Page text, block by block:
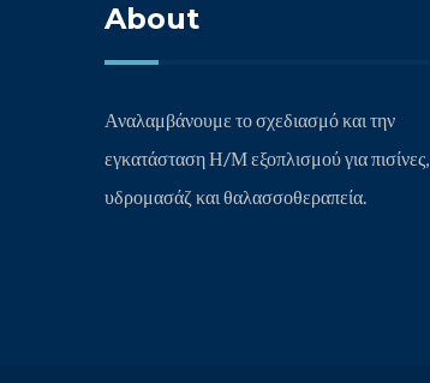
About
Αναλαμβάνουμε το σχεδιασμό και την
εγκατάσταση Η/Μ εξοπλισμού για πισίνες,
υδρομασάζ και θαλασσοθεραπεία.